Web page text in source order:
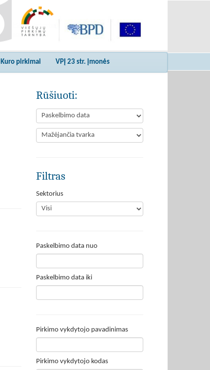
Kuro pirkimai VPĮ 23 str. įmonės
Rūšiuoti:
Filtras
Sektorius
Paskelbimo data nuo
Paskelbimo data iki
Pirkimo vykdytojo pavadinimas
Pirkimo vykdytojo kodas